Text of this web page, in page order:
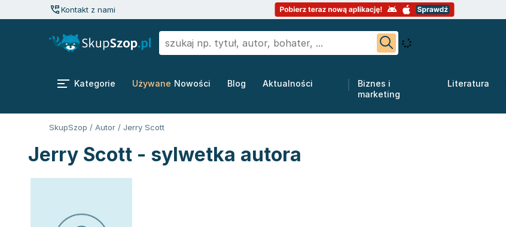
Kontakt z nami
Kategorie Używane Nowości Blog Aktualności
Biznes i
marketing
Literatura
SkupSzop / Autor / Jerry Scott
Jerry Scott - sylwetka autora